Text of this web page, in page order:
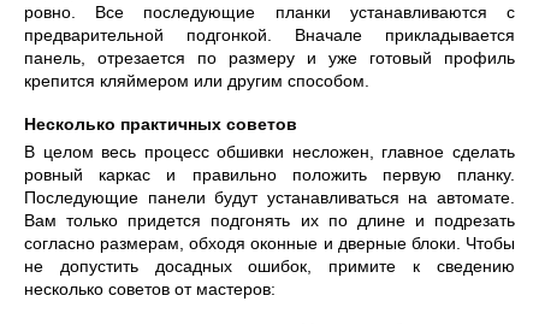
ровно. Все последующие планки устанавливаются с
предварительной подгонкой. Вначале прикладывается
панель, отрезается по размеру и уже готовый профиль
крепится кляймером или другим способом.
Несколько практичных советов
В целом весь процесс обшивки несложен, главное сделать
ровный каркас и правильно положить первую планку.
Последующие панели будут устанавливаться на автомате.
Вам только придется подгонять их по длине и подрезать
согласно размерам, обходя оконные и дверные блоки. Чтобы
не допустить досадных ошибок, примите к сведению
несколько советов от мастеров: